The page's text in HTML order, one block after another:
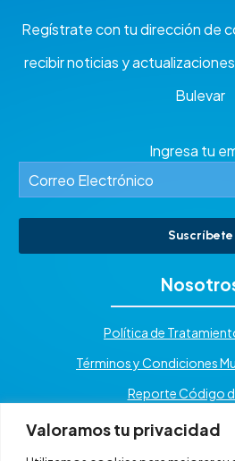
Valoramos tu privacidad
Regístrate con tu dirección de
recibir noticias y
Bulevar
Ingresa tu
Suscríbete
Política de
Términos y Condiciones
Reporte Código